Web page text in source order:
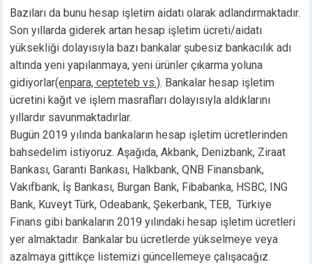
satın al
satın al
panel
panel
panel
panel
panel
panel
panel
panel
panel
panel
panel
panel
panel
Bazıları da bunu hesap işletim aidatı olarak adlandırmaktadır.
Son yıllarda giderek artan hesap işletim ücreti/aidatı
yüksekliği dolayısıyla bazı bankalar şubesiz bankacılık adı
altında yeni yapılanmaya, yeni ürünler çıkarma yoluna
gidiyorlar(enpara, cepteteb vs.). Bankalar hesap işletim
ücretini kağıt ve işlem masrafları dolayısıyla aldıklarını
yıllardır savunmaktadırlar.
Bugün 2019 yılında bankaların hesap işletim ücretlerinden
bahsedelim istiyoruz. Aşağıda, Akbank, Denizbank, Ziraat
Bankası, Garanti Bankası, Halkbank, QNB Finansbank,
Vakıfbank, İş Bankası, Burgan Bank, Fibabanka, HSBC, ING
Bank, Kuveyt Türk, Odeabank, Şekerbank, TEB, Türkiye
Finans gibi bankaların 2019 yılındaki hesap işletim ücretleri
yer almaktadır. Bankalar bu ücretlerde yükselmeye veya
azalmaya gittikçe listemizi güncellemeye çalışacağız.